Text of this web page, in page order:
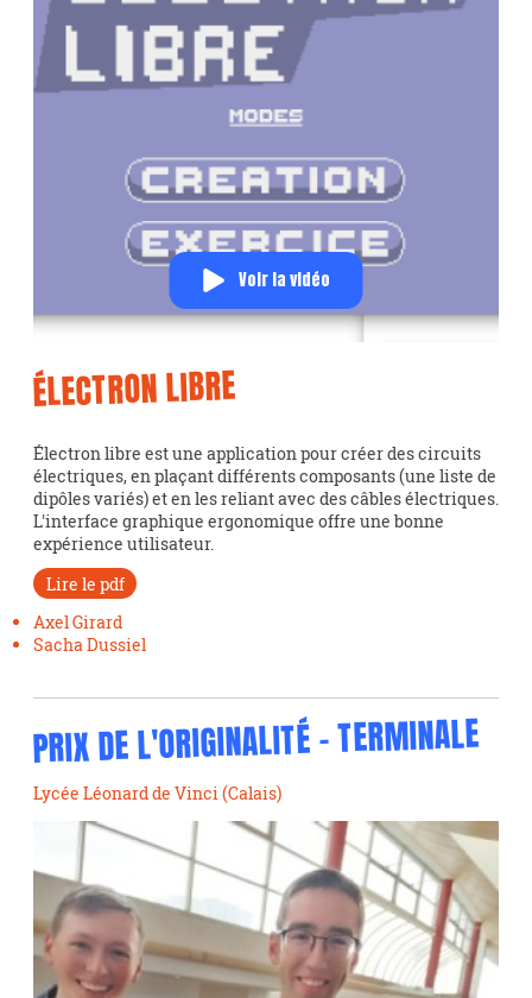
Voir la vidéo
ÉLECTRON LIBRE
Électron libre est une application pour créer des circuits
électriques, en plaçant différents composants (une liste de
dipôles variés) et en les reliant avec des câbles électriques.
L'interface graphique ergonomique offre une bonne
expérience utilisateur.
Lire le pdf
Axel Girard
Sacha Dussiel
PRIX DE L'ORIGINALITÉ - TERMINALE
Lycée Léonard de Vinci (Calais)